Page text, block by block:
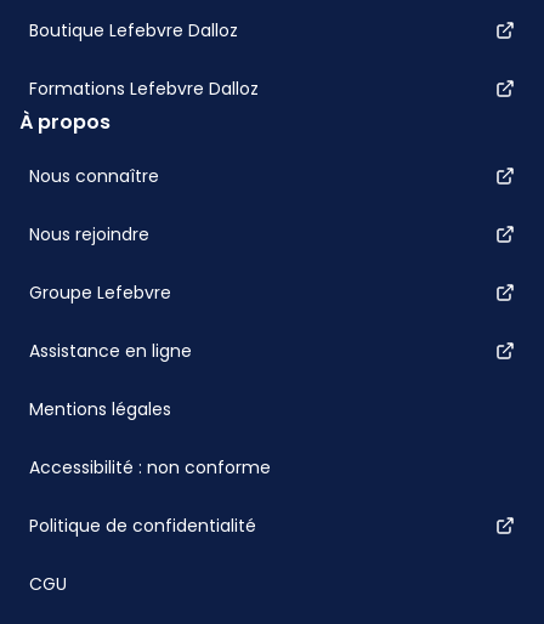
Boutique Lefebvre Dalloz
Formations Lefebvre Dalloz
À propos
Nous connaître
Nous rejoindre
Groupe Lefebvre
Assistance en ligne
Mentions légales
Accessibilité : non conforme
Politique de confidentialité
CGU